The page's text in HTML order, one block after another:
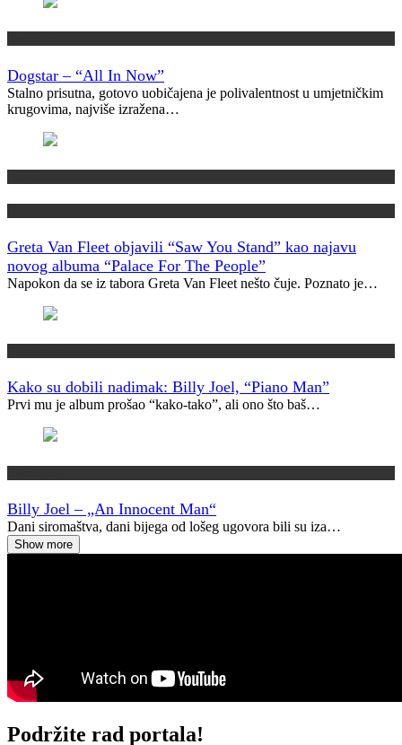
Dogstar – “All In Now”
Stalno prisutna, gotovo uobičajena je polivalentnost u umjetničkim
krugovima, najviše izražena…
Greta Van Fleet objavili “Saw You Stand” kao najavu
novog albuma “Palace For The People”
Napokon da se iz tabora Greta Van Fleet nešto čuje. Poznato je…
Kako su dobili nadimak: Billy Joel, “Piano Man”
Prvi mu je album prošao “kako-tako”, ali ono što baš…
Billy Joel – „An Innocent Man“
Dani siromaštva, dani bijega od lošeg ugovora bili su iza…
Show more
Podržite rad portala!